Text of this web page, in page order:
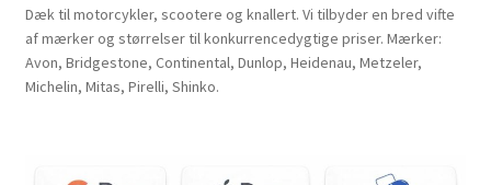
Dæk til motorcykler, scootere og knallert. Vi tilbyder en bred vifte
af mærker og størrelser til konkurrencedygtige priser. Mærker:
Avon, Bridgestone, Continental, Dunlop, Heidenau, Metzeler,
Michelin, Mitas, Pirelli, Shinko.